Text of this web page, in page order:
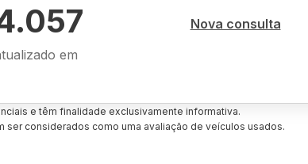
em
Nova consulta
e têm finalidade exclusivamente informativa.
considerados como uma avaliação de veículos usados.